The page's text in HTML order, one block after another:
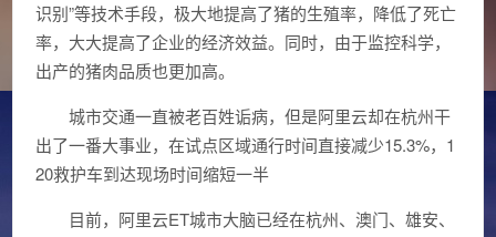
识别”等技术手段，极大地提高了猪的生殖率，降低了死亡
率，大大提高了企业的经济效益。同时，由于监控科学，
出产的猪肉品质也更加高。
城市交通一直被老百姓诟病，但是阿里云却在杭州干
出了一番大事业，在试点区域通行时间直接减少15.3%，1
20救护车到达现场时间缩短一半
目前，阿里云ET城市大脑已经在杭州、澳门、雄安、